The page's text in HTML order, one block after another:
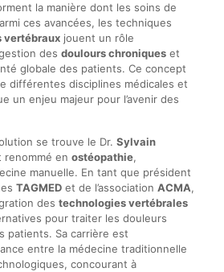
la manière dont les soins de
ces avancées, les techniques
vertébrauxjouent un rôle
des doulours chroniqueset
globale des patients. Ce concept
différentes disciplines médicales et
un enjeu majeur pour l’avenir des
se trouve le Dr. Sylvain
renommé en ostéopathie,
manuelle. En tant que président
TAGMEDet de l’association ACMA,
des technologies vertébrales
pour traiter les douleurs
patients. Sa carrière est
entre la médecine traditionnelle
concourant à